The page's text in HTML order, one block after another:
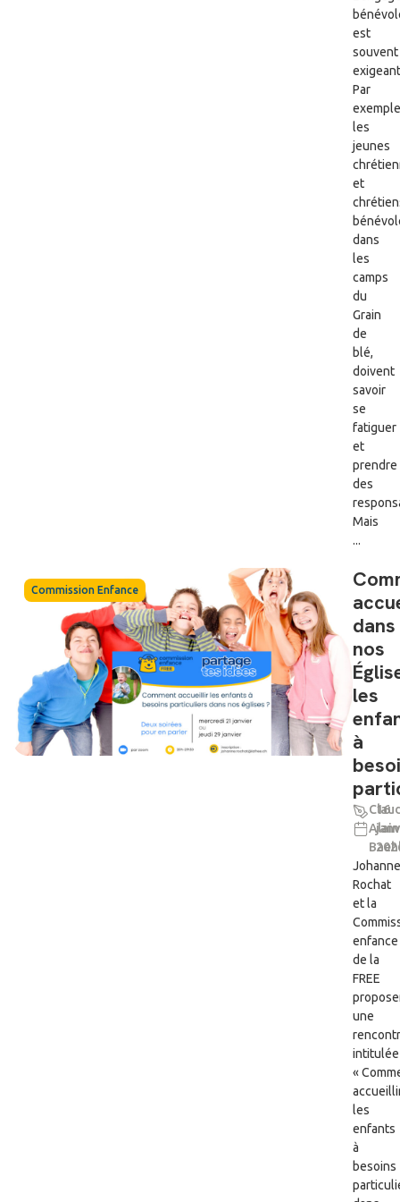
est
souvent
Par
les
jeunes
et
dans
les
camps
du
Grain
de
blé,
doivent
savoir
se
fatiguer
et
prendre
des
Mais
...
Commission Enfance
dans
nos
les
à
Alain
16
Johanne
Rochat
et la
enfance
de la
FREE
une
intitulée
«
les
enfants
à
besoins